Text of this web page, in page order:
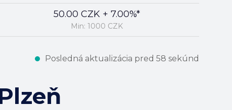
50.00 CZK + 7.00%*
Min: 1000 CZK
Posledná aktualizácia pred 58 sekúnd